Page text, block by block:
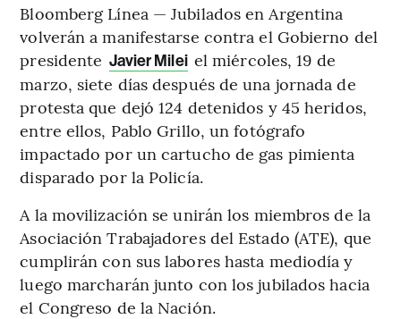
Bloomberg Línea — Jubilados en Argentina
volverán a manifestarse contra el Gobierno del
presidente Javier Milei el miércoles, 19 de
marzo, siete días después de una jornada de
protesta que dejó 124 detenidos y 45 heridos,
entre ellos, Pablo Grillo, un fotógrafo
impactado por un cartucho de gas pimienta
disparado por la Policía.
A la movilización se unirán los miembros de la
Asociación Trabajadores del Estado (ATE), que
cumplirán con sus labores hasta mediodía y
luego marcharán junto con los jubilados hacia
el Congreso de la Nación.